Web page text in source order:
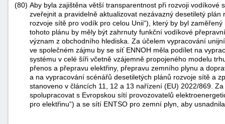
(80) Aby byla zajištěna větší transparentnost při rozvoji vodíkové
zveřejnit a pravidelně aktualizovat nezávazný desetiletý
rozvoje sítě pro vodík pro celou Unii“), který by byl
tohoto plánu by měly být zahrnuty funkční vodíkové
význam z obchodního hlediska. Za účelem vypracování
ve společném zájmu by se síť ENNOH měla podílet na
systému v celé šíři včetně vzájemně propojeného modelu
přenos a přepravu elektřiny, přepravu zemního plynu a
a na vypracování scénářů desetiletých plánů rozvoje sítě a
stanoveno v článcích 11, 12 a 13 nařízení (EU) 2022/869.
spolupracovat s Evropskou sítí provozovatelů
pro elektřinu“) a se sítí ENTSO pro zemní plyn, aby